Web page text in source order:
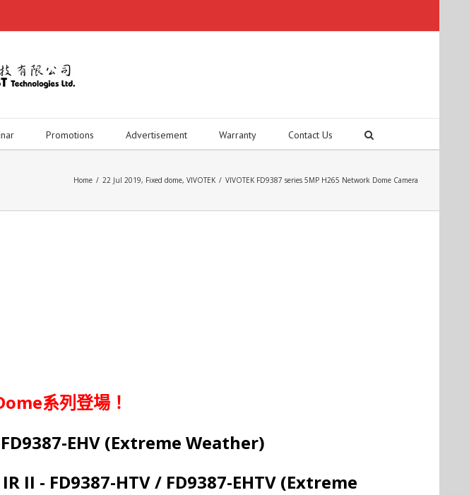
Promotions Advertisement Warranty Contact Us
Home / 22 Jul 2019, Fixed dome, VIVOTEK / VIVOTEK FD9387 series 5MP H265 Network Dome Camera
系列登場！
EHV (Extreme Weather)
II - FD9387-HTV / FD9387-EHTV (Extreme